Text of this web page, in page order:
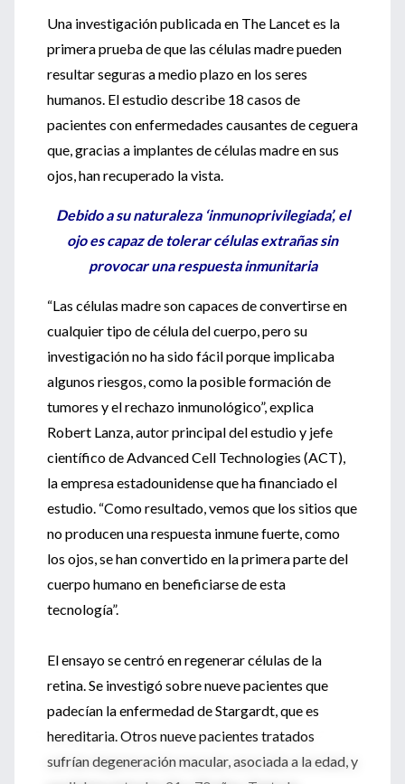
Una investigación publicada en The Lancet es la
primera prueba de que las células madre pueden
resultar seguras a medio plazo en los seres
humanos. El estudio describe 18 casos de
pacientes con enfermedades causantes de ceguera
que, gracias a implantes de células madre en sus
ojos, han recuperado la vista.
Debido a su naturaleza ‘inmunoprivilegiada’, el
ojo es capaz de tolerar células extrañas sin
provocar una respuesta inmunitaria
“Las células madre son capaces de convertirse en
cualquier tipo de célula del cuerpo, pero su
investigación no ha sido fácil porque implicaba
algunos riesgos, como la posible formación de
tumores y el rechazo inmunológico”, explica
Robert Lanza, autor principal del estudio y jefe
científico de Advanced Cell Technologies (ACT),
la empresa estadounidense que ha financiado el
estudio. “Como resultado, vemos que los sitios que
no producen una respuesta inmune fuerte, como
los ojos, se han convertido en la primera parte del
cuerpo humano en beneficiarse de esta
tecnología”.
El ensayo se centró en regenerar células de la
retina. Se investigó sobre nueve pacientes que
padecían la enfermedad de Stargardt, que es
hereditaria. Otros nueve pacientes tratados
sufrían degeneración macular, asociada a la edad, y